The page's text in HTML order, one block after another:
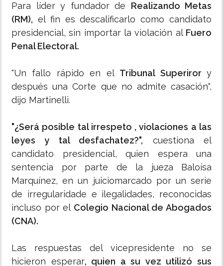
Para líder y fundador de Realizando Metas
(RM), el fin es descalificarlo como candidato
presidencial, sin importar la violación al Fuero
Penal Electoral.
"Un fallo rápido en el Tribunal Superirory
después una Corte que no admite casación",
dijo Martinelli.
"¿Será posible tal irrespeto , violaciones a las
leyes y tal desfachatez?", cuestiona el
candidato presidencial, quien espera una
sentencia por parte de la jueza Baloísa
Marquínez, en un juiciomarcado por un serie
de irregularidade e ilegalidades, reconocidas
incluso por el Colegio Nacional de Abogados
(CNA).
Las respuestas del vicepresidente no se
hicieron esperar, quien a su vez utilizó sus